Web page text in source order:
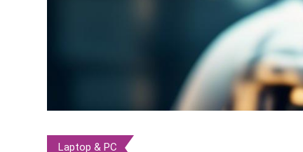
Laptop & PC